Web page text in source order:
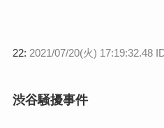
22: 2021/07/20(火) 17:19:32.48
渋谷騒擾事件